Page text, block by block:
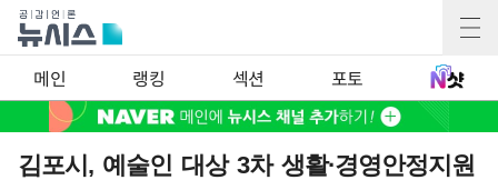
메인 랭킹 섹션 포토
김포시, 예술인 대상 3차 생활·경영안정지원